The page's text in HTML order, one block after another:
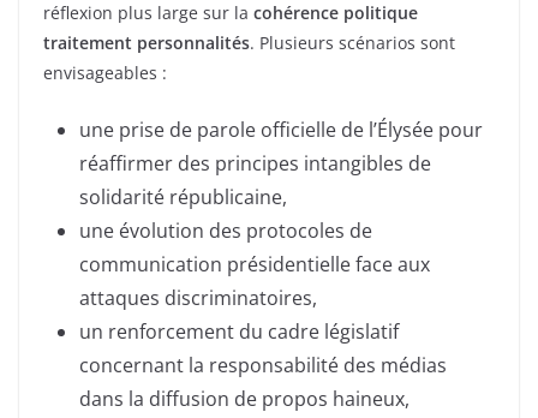
réflexion plus large sur la cohérence politique
traitement personnalités. Plusieurs scénarios sont
envisageables :
une prise de parole officielle de l’Élysée pour
réaffirmer des principes intangibles de
solidarité républicaine,
une évolution des protocoles de
communication présidentielle face aux
attaques discriminatoires,
un renforcement du cadre législatif
concernant la responsabilité des médias
dans la diffusion de propos haineux,